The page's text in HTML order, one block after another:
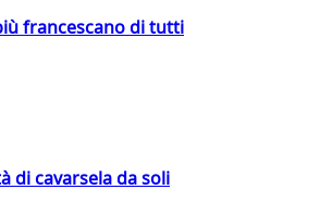
francescano di tutti
di cavarsela da soli